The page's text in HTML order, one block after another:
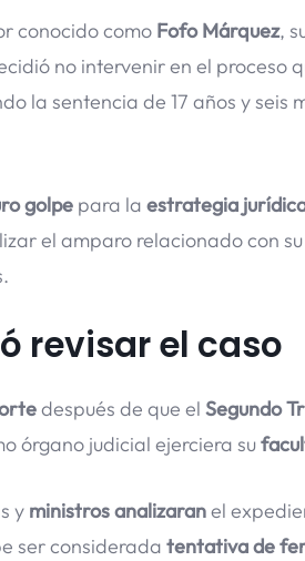
conocido como Fofo Márquez,
no intervenir en el proceso
la sentencia de 17 años y seis
golpe para la estrategia
el amparo relacionado con
revisar el caso
después de que el Segundo
órgano judicial ejerciera su
y ministros analizaranel
ser considerada tentativa de